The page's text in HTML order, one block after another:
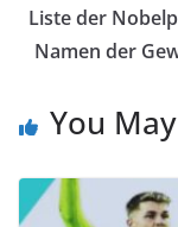
Liste der
Namen der
You